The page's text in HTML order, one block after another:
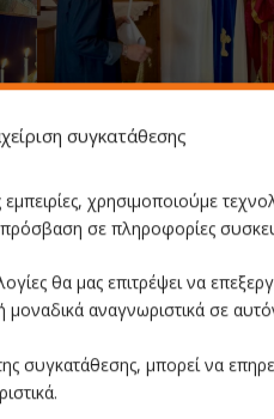
συγκατάθεσης
χρησιμοποιούμε
σε πληροφορίες
θα μας επιτρέψει να
αναγνωριστικά σε
συγκατάθεσης, μπορεί να